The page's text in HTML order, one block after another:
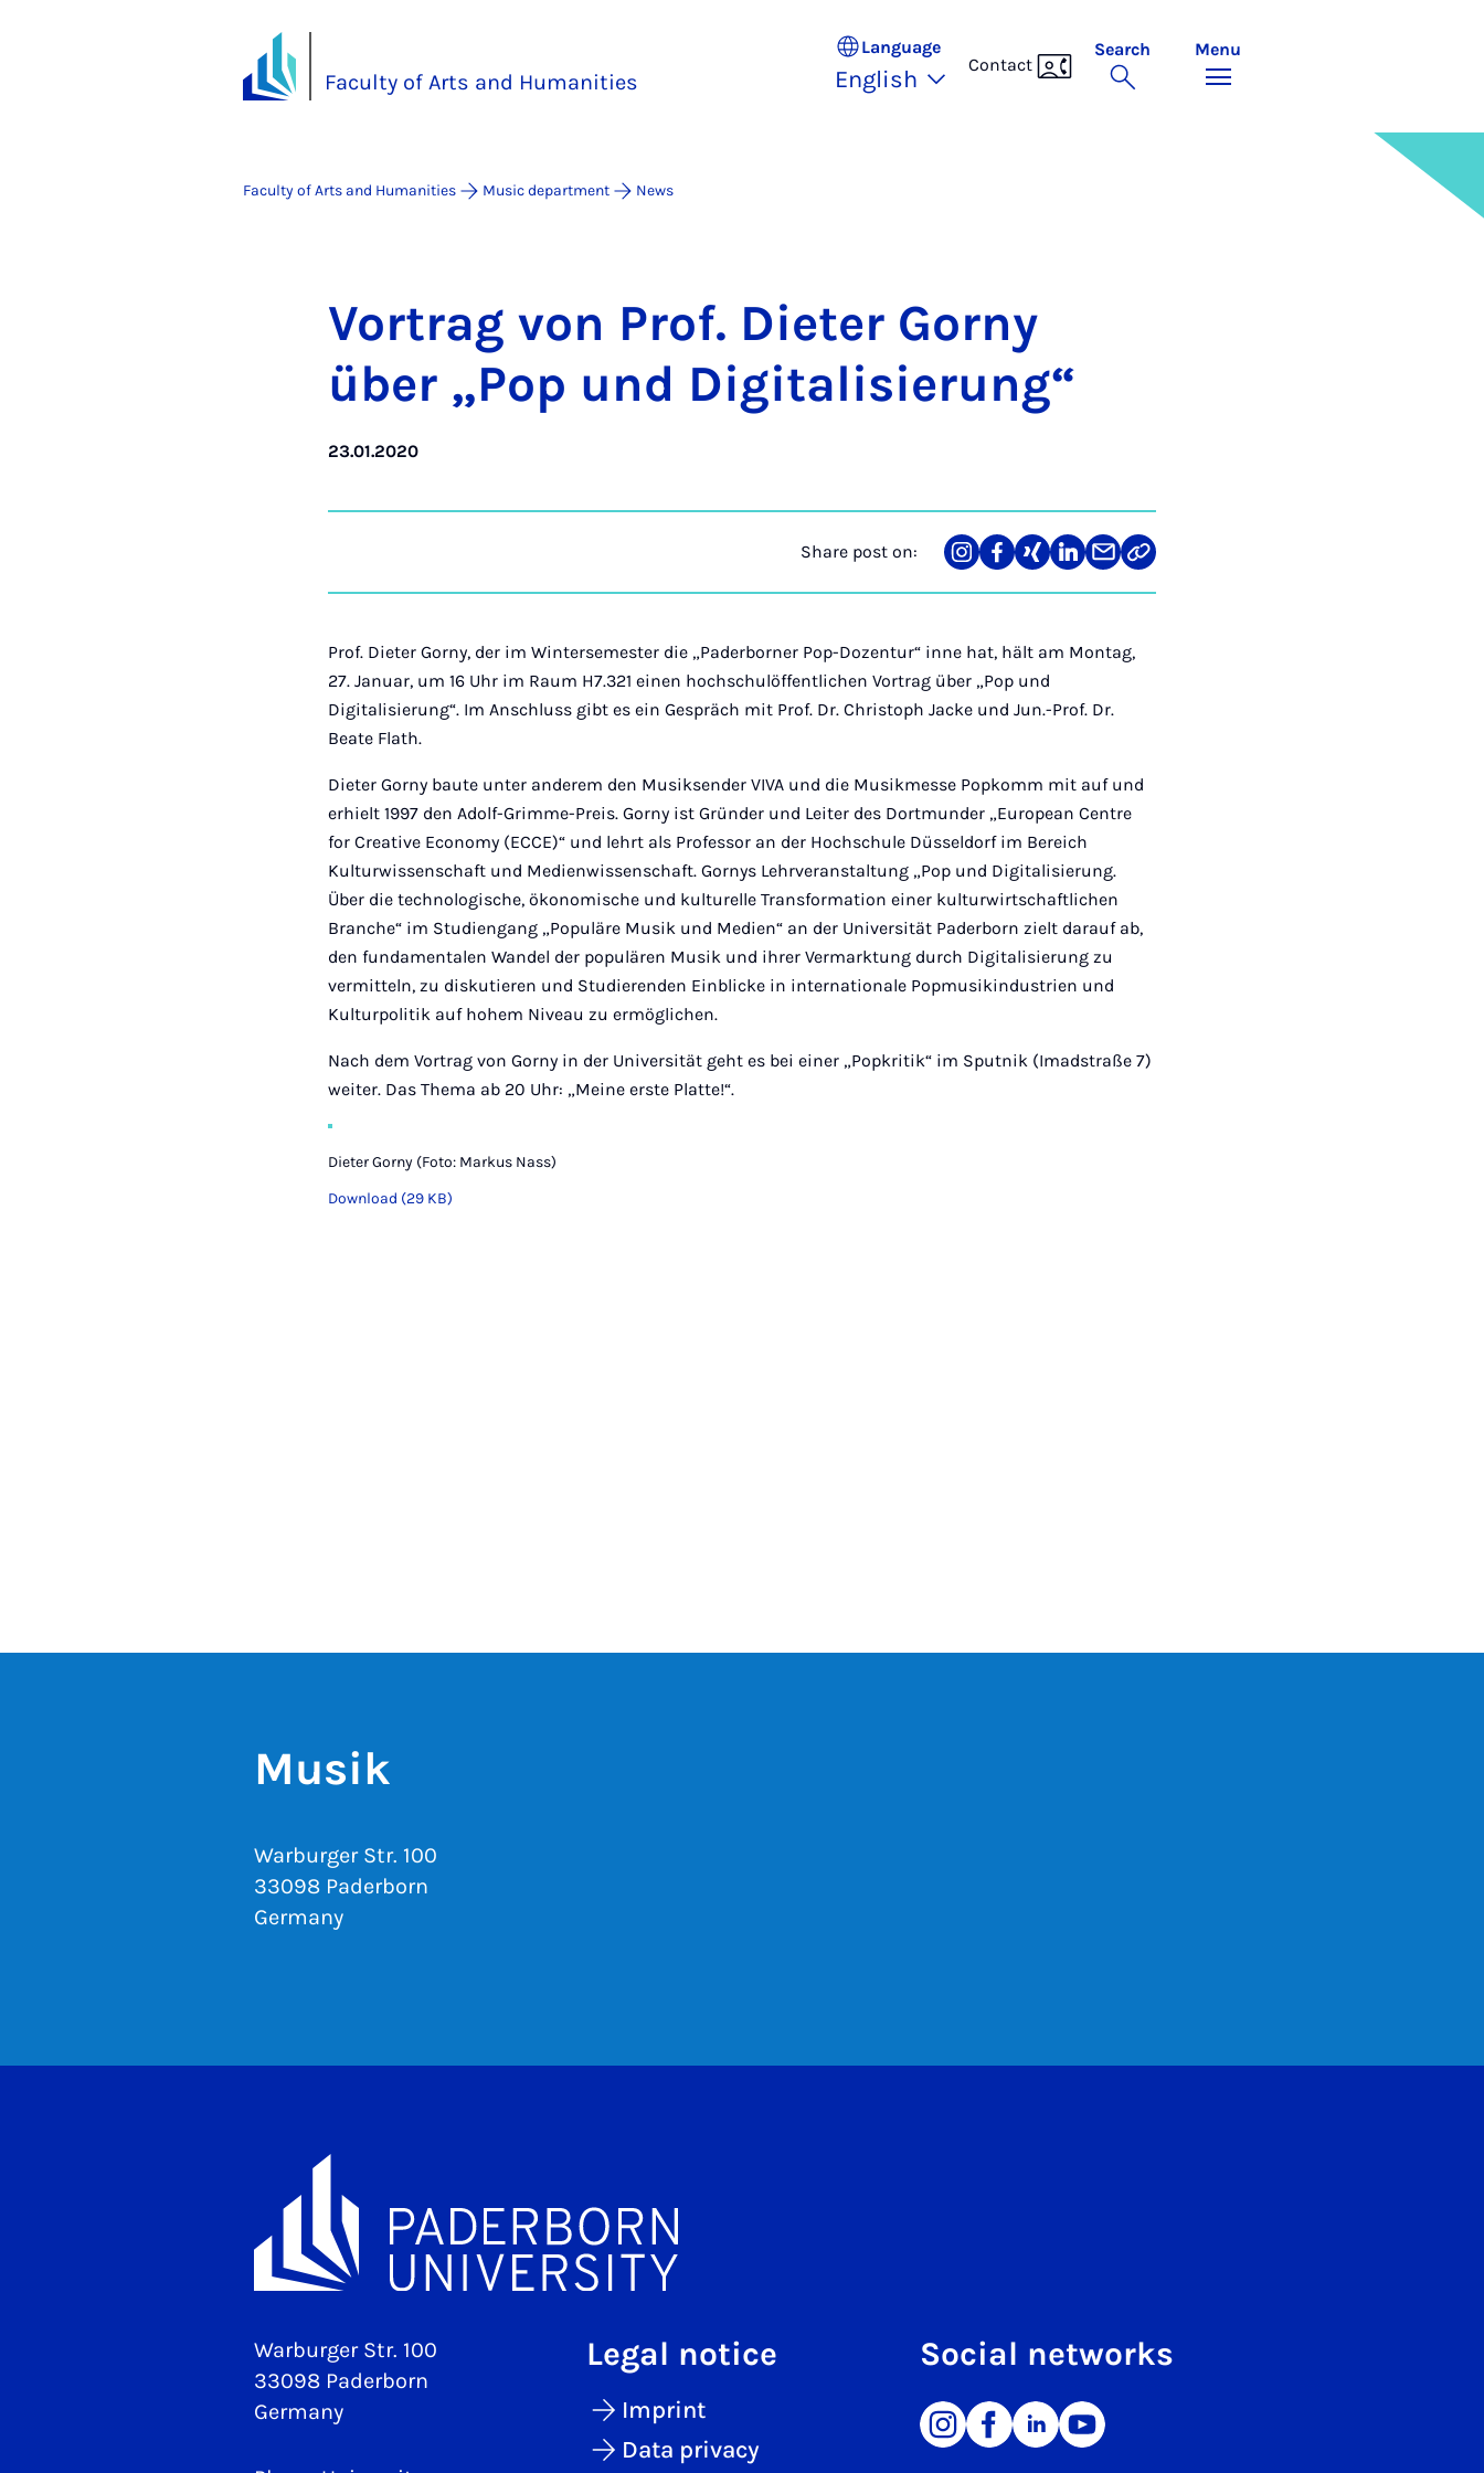
Faculty of Arts and Humanities
Language
English
Contact
Search Menu
Faculty of Arts and Humanities Music department News
Vor­trag von Prof. Di­eter Gorny
über „Pop und Di­git­al­is­ier­ung“
23.01.2020
Share post on:
Share
on
Teilen
auf
Teilen
auf
Teilen
auf
Teilen
über
Mail
Link
kopieren
Prof. Dieter Gorny, der im Wintersemester die „Paderborner Pop-Dozentur“ inne hat, hält am Montag,
27. Januar, um 16 Uhr im Raum H7.321 einen hochschulöffentlichen Vortrag über „Pop und
Digitalisierung“. Im Anschluss gibt es ein Gespräch mit Prof. Dr. Christoph Jacke und Jun.-Prof. Dr.
Beate Flath.
Dieter Gorny baute unter anderem den Musiksender VIVA und die Musikmesse Popkomm mit auf und
erhielt 1997 den Adolf-Grimme-Preis. Gorny ist Gründer und Leiter des Dortmunder „European Centre
for Creative Economy (ECCE)“ und lehrt als Professor an der Hochschule Düsseldorf im Bereich
Kulturwissenschaft und Medienwissenschaft. Gornys Lehrveranstaltung „Pop und Digitalisierung.
Über die technologische, ökonomische und kulturelle Transformation einer kulturwirtschaftlichen
Branche“ im Studiengang „Populäre Musik und Medien“ an der Universität Paderborn zielt darauf ab,
den fundamentalen Wandel der populären Musik und ihrer Vermarktung durch Digitalisierung zu
vermitteln, zu diskutieren und Studierenden Einblicke in internationale Popmusikindustrien und
Kulturpolitik auf hohem Niveau zu ermöglichen.
Nach dem Vortrag von Gorny in der Universität geht es bei einer „Popkritik“ im Sputnik (Imadstraße 7)
weiter. Das Thema ab 20 Uhr: „Meine erste Platte!“.
Dieter Gorny (Foto: Markus Nass)
Download (29 KB)
Musik
Warburger Str. 100
33098 Paderborn
Germany
Warburger Str. 100
33098 Paderborn
Germany
Legal notice
Imprint
Data privacy
Social networks